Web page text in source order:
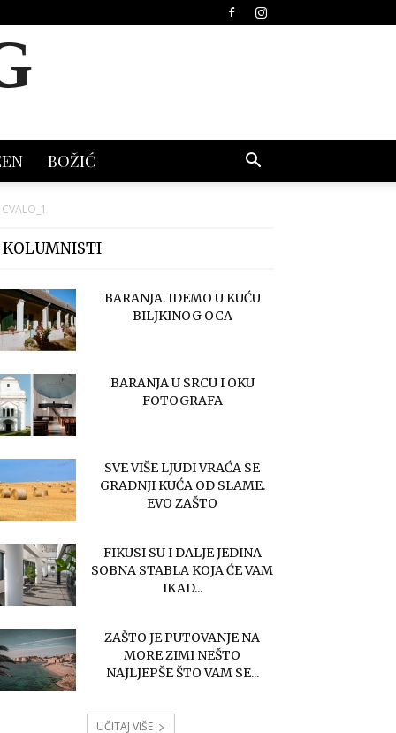
BOŽIĆ
KOLUMNISTI
BARANJA. IDEMO U KUĆU
BILJKINOG OCA
BARANJA U SRCU I OKU
FOTOGRAFA
SVE VIŠE LJUDI VRAĆA SE
GRADNJI KUĆA OD SLAME.
EVO ZAŠTO
FIKUSI SU I DALJE JEDINA
SOBNA STABLA KOJA ĆE VAM
IKAD...
ZAŠTO JE PUTOVANJE NA
MORE ZIMI NEŠTO
NAJLJEPŠE ŠTO VAM SE...
UČITAJ VIŠE